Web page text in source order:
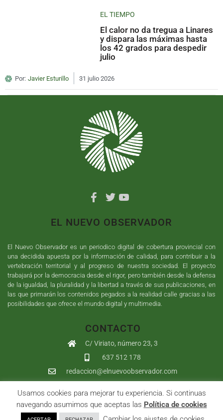
EL TIEMPO
El calor no da tregua a Linares
y dispara las máximas hasta
los 42 grados para despedir
julio
Por: Javier Esturillo 31 julio 2026
EL NUEVO OBSERVADOR
El Nuevo Observador es un periodico digital de cobertura provincial con
una decidida apuesta por la información de calidad, para contribuir a la
vertebración territorial y al progreso de nuestra sociedad. El proyecto
trabajará por la democracia desde el rigor, pero también desde la defensa
de la igualdad, la pluralidad y la libertad a través de sus publicaciones, en
las que primarán los contenidos pegados a la realidad calle gracias a las
posibilidades que ofrece el mundo digital y multimedia.
CONTACTO
C/ Viriato, número 23, 3
637 512 178
redaccion@elnuevoobservador.com
Copyright ©2026 El Nuevo Observador | Sumurdigital Diseño web
yDesarrollo| All Rights Reserved |
Usamos cookies para mejorar tu experiencia. Si continuas
navegando asumimos que aceptas las Política de cookies